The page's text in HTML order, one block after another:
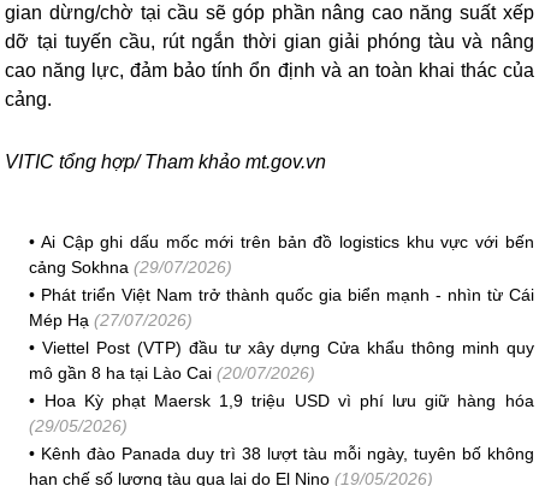
gian dừng/chờ tại cầu sẽ góp phần nâng cao năng suất xếp
dỡ tại tuyến cầu, rút ngắn thời gian giải phóng tàu và nâng
cao năng lực, đảm bảo tính ổn định và an toàn khai thác của
cảng.
VITIC tổng hợp/ Tham khảo mt.gov.vn
•Ai Cập ghi dấu mốc mới trên bản đồ logistics khu vực với bến
cảng Sokhna (29/07/2026)
• Phát triển Việt Nam trở thành quốc gia biển mạnh - nhìn từ Cái
Mép Hạ (27/07/2026)
•Viettel Post (VTP) đầu tư xây dựng Cửa khẩu thông minh quy
mô gần 8 ha tại Lào Cai (20/07/2026)
• Hoa Kỳ phạt Maersk 1,9 triệu USD vì phí lưu giữ hàng hóa
(29/05/2026)
• Kênh đào Panada duy trì 38 lượt tàu mỗi ngày, tuyên bố không
hạn chế số lượng tàu qua lại do El Nino (19/05/2026)